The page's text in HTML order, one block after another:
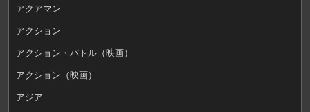
アクアマン
アクション
アクション・バトル（映画）
アクション（映画）
アジア